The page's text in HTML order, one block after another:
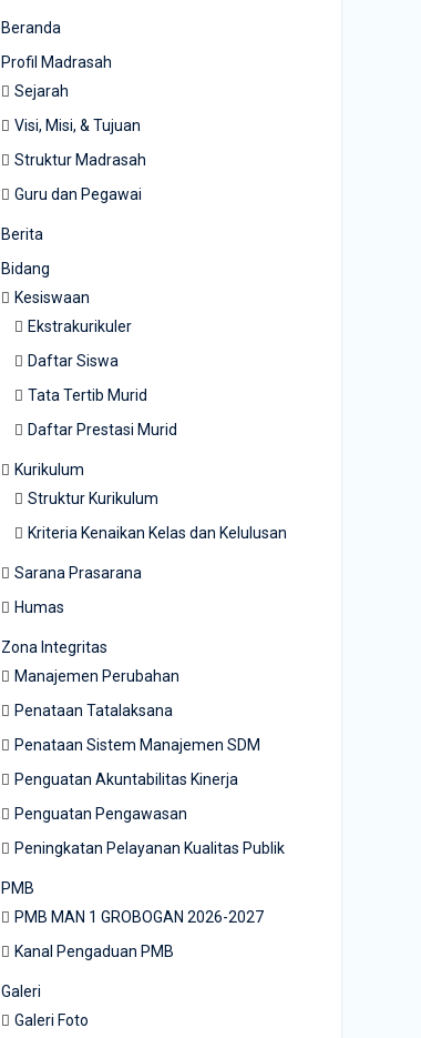
Beranda
Profil Madrasah
Sejarah
Visi, Misi, & Tujuan
Struktur Madrasah
Guru dan Pegawai
Berita
Bidang
Kesiswaan
Ekstrakurikuler
Daftar Siswa
Tata Tertib Murid
Daftar Prestasi Murid
Kurikulum
Struktur Kurikulum
Kriteria Kenaikan Kelas dan Kelulusan
Sarana Prasarana
Humas
Zona Integritas
Manajemen Perubahan
Penataan Tatalaksana
Penataan Sistem Manajemen SDM
Penguatan Akuntabilitas Kinerja
Penguatan Pengawasan
Peningkatan Pelayanan Kualitas Publik
PMB
PMB MAN 1 GROBOGAN 2026-2027
Kanal Pengaduan PMB
Galeri
Galeri Foto